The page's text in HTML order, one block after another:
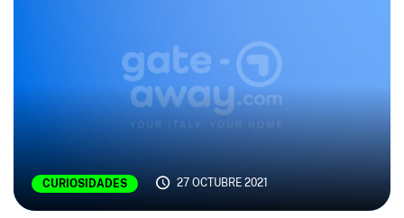
CURIOSIDADES 27 OCTUBRE 2021